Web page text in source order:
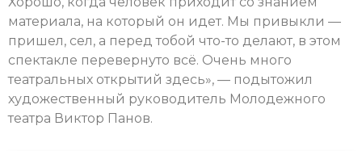
материала, на который он идет. Мы привыкли —
пришел, сел, а перед тобой что-то делают, в этом
спектакле перевернуто всё. Очень много
театральных открытий здесь», — подытожил
художественный руководитель Молодежного
театра Виктор Панов.